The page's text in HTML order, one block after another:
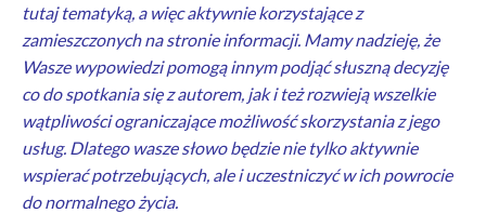
tutaj tematyką, a więc aktywnie korzystające z
zamieszczonych na stronie informacji. Mamy nadzieję, że
Wasze wypowiedzi pomogą innym podjąć słuszną decyzję
co do spotkania się z autorem, jak i też rozwieją wszelkie
wątpliwości ograniczające możliwość skorzystania z jego
usług. Dlatego wasze słowo będzie nie tylko aktywnie
wspierać potrzebujących, ale i uczestniczyć w ich powrocie
do normalnego życia.